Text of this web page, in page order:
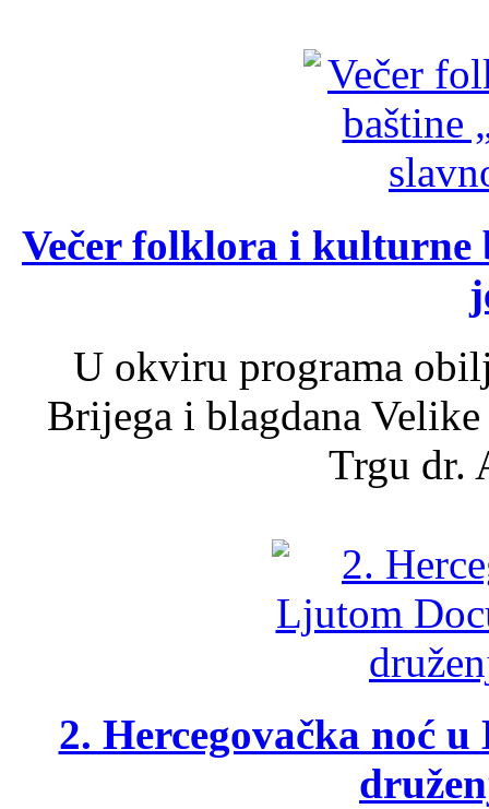
Večer folklora i kulturne
U okviru programa
Brijega i blagdana
Trgu dr.
2. Hercegovačka noć